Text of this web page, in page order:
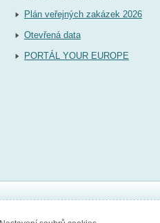
Plán veřejných zakázek 2026
Otevřená data
PORTÁL YOUR EUROPE